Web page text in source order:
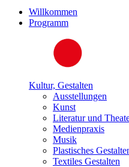
Willkommen
Programm
Kultur, Gestalten
Ausstellungen
Kunst
Literatur und
Medienpraxis
Musik
Plastisches
Textiles Gestalten